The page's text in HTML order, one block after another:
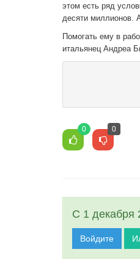
этом есть ряд
десяти миллионов.
Помогать ему в
итальянец Андреа
0 0
С 1 декабря
Войдите